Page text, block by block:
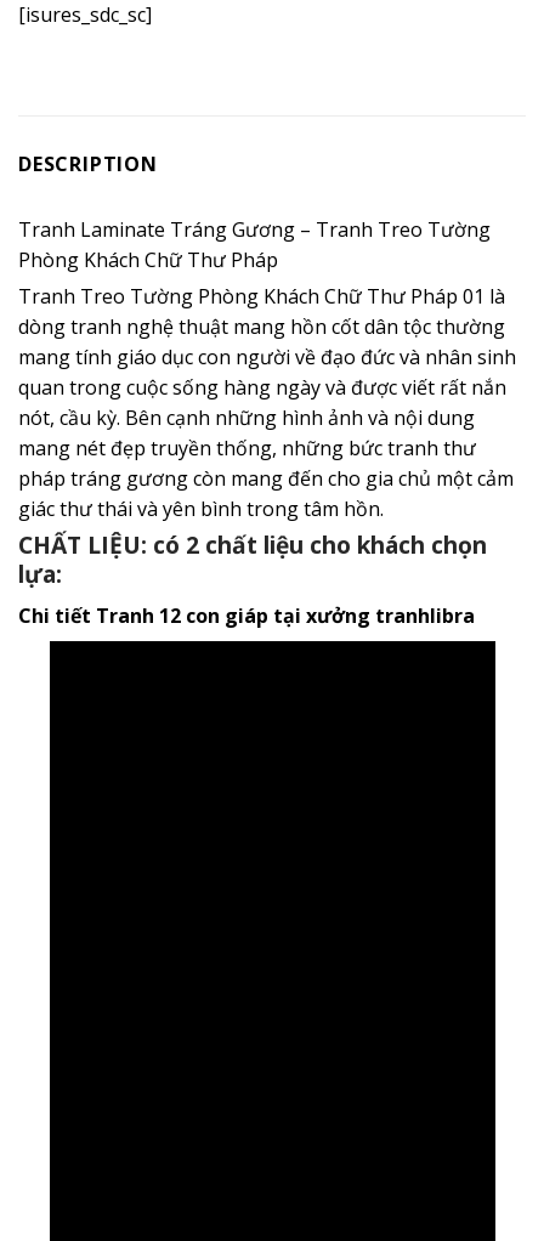
[isures_sdc_sc]
DESCRIPTION
Tranh Laminate Tráng Gương – Tranh Treo Tường
Phòng Khách Chữ Thư Pháp
Tranh Treo Tường Phòng Khách Chữ Thư Pháp 01 là
dòng tranh nghệ thuật mang hồn cốt dân tộc thường
mang tính giáo dục con người về đạo đức và nhân sinh
quan trong cuộc sống hàng ngày và được viết rất nắn
nót, cầu kỳ. Bên cạnh những hình ảnh và nội dung
mang nét đẹp truyền thống, những bức tranh thư
pháp tráng gương còn mang đến cho gia chủ một cảm
giác thư thái và yên bình trong tâm hồn.
CHẤT LIỆU: có 2 chất liệu cho khách chọn
lựa:
Chi tiết Tranh 12 con giáp tại xưởng tranhlibra